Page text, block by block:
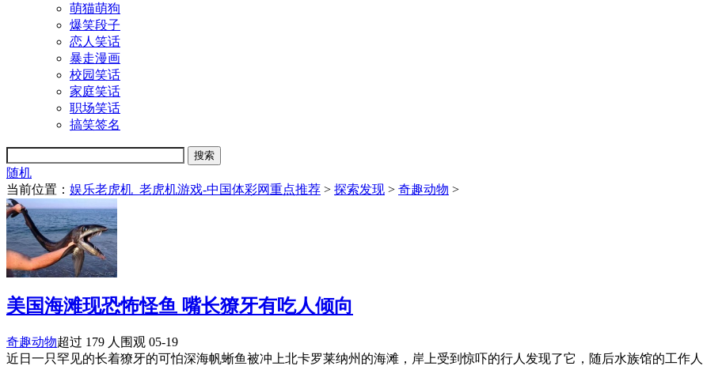
萌猫萌狗
爆笑段子
恋人笑话
暴走漫画
校园笑话
家庭笑话
职场笑话
搞笑签名
随机
当前位置： 娱乐老虎机_老虎机游戏-中国体彩网重点推荐 > 探索发现 > 奇趣动物 >
美国海滩现恐怖怪鱼 嘴长獠牙有吃人倾向
奇趣动物超过 179 人围观 05-19
近日一只罕见的长着獠牙的可怕深海帆蜥鱼被冲上北卡罗莱纳州的海滩，岸上受到惊吓的行人发现了它，随后水族馆的工作